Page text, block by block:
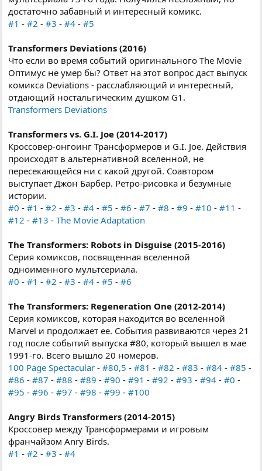
достаточно забавный и интересный комикс.
#1 -#2 -#3 -#4 -#5
Transformers Deviations (2016)
Что если во время событий оригинального The Movie
Оптимус не умер бы? Ответ на этот вопрос даст выпуск
комикса Deviations - расслабляющий и интересный,
отдающий ностальгическим душком G1.
Transformers Deviations
Transformers vs. G.I. Joe (2014-2017)
Кроссовер-онгоинг Трансформеров и G.I. Joe. Действия
происходят в альтернативной вселенной, не
пересекающейся ни с какой другой. Соавтором
выступает Джон Барбер. Ретро-рисовка и безумные
истории.
#0 -#1 -#2 -#3 -#4 -#5 -#6 -#7 -#8 -#9 -#10 -#11 -
#12 -#13 -The Movie Adaptation
The Transformers: Robots in Disguise (2015-2016)
Серия комиксов, посвященная вселенной
одноименного мультсериала.
#0 -#1 -#2 -#3 -#4 -#5 -#6
The Transformers: Regeneration One (2012-2014)
Серия комиксов, которая находится во вселенной
Marvel и продолжает ее. События развиваются через 21
год после событий выпуска #80, который вышел в мае
1991-го. Всего вышло 20 номеров.
100 Page Spectacular -#80,5 -#81 -#82 -#83 -#84 -#85 -
#86 -#87 -#88 -#89 -#90 -#91 -#92 -#93 -#94 -#0 -
#95 -#96 -#97 -#98 -#99 -#100
Angry Birds Transformers (2014-2015)
Кроссовер между Трансформерами и игровым
франчайзом Anry Birds.
#1 -#2 -#3 -#4